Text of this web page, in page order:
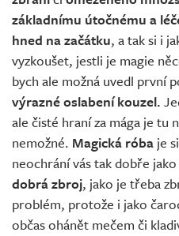
základnímu útočnému a
hned na začátku, a tak si i
vyzkoušet, jestli je magie
bych ale možná uvedl první
výrazné oslabení kouzel.
ale čisté hraní za mága je tu
nemožné. Magická róba je
neochrání vás tak dobře jako
dobrá zbroj, jako je třeba
problém, protože i jako
občas ohánět mečem či